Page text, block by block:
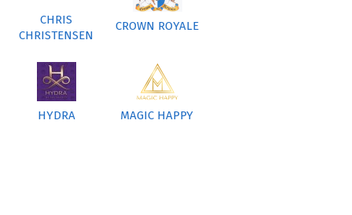
CHRIS
CHRISTENSEN
CROWN ROYALE
HYDRA MAGIC HAPPY